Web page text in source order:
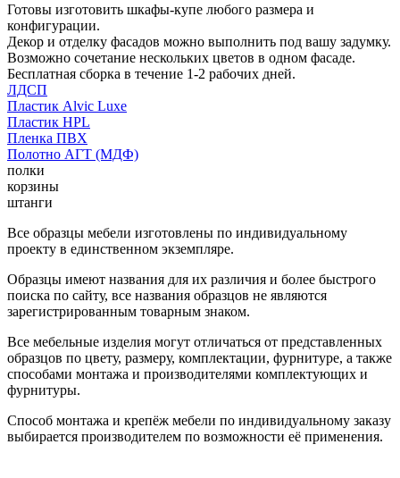
Готовы изготовить шкафы-купе любого размера и
конфигурации.
Декор и отделку фасадов можно выполнить под вашу задумку.
Возможно сочетание нескольких цветов в одном фасаде.
Бесплатная сборка в течение 1-2 рабочих дней.
ЛДСП
Пластик Alvic Luxe
Пластик HPL
Пленка ПВХ
Полотно АГТ (МДФ)
полки
корзины
штанги
Все образцы мебели изготовлены по индивидуальному
проекту в единственном экземпляре.
Образцы имеют названия для их различия и более быстрого
поиска по сайту, все названия образцов не являются
зарегистрированным товарным знаком.
Все мебельные изделия могут отличаться от представленных
образцов по цвету, размеру, комплектации, фурнитуре, а также
способами монтажа и производителями комплектующих и
фурнитуры.
Способ монтажа и крепёж мебели по индивидуальному заказу
выбирается производителем по возможности её применения.